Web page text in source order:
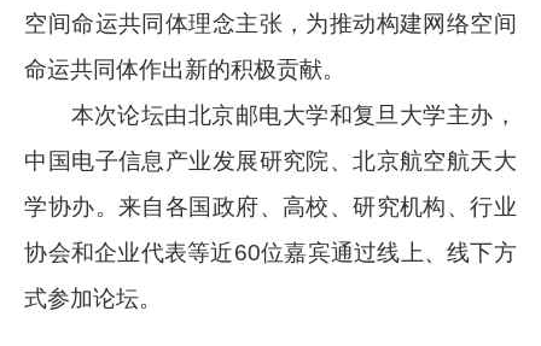
空间命运共同体理念主张，为推动构建网络空间
命运共同体作出新的积极贡献。
本次论坛由北京邮电大学和复旦大学主办，
中国电子信息产业发展研究院、北京航空航天大
学协办。来自各国政府、高校、研究机构、行业
协会和企业代表等近60位嘉宾通过线上、线下方
式参加论坛。